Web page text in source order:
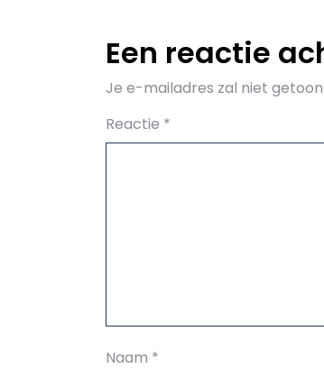
Een reactie
Je e-mailadres zal niet
Reactie *
Naam *